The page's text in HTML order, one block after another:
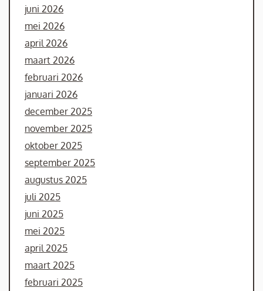
juni 2026
mei 2026
april 2026
maart 2026
februari 2026
januari 2026
december 2025
november 2025
oktober 2025
september 2025
augustus 2025
juli 2025
juni 2025
mei 2025
april 2025
maart 2025
februari 2025